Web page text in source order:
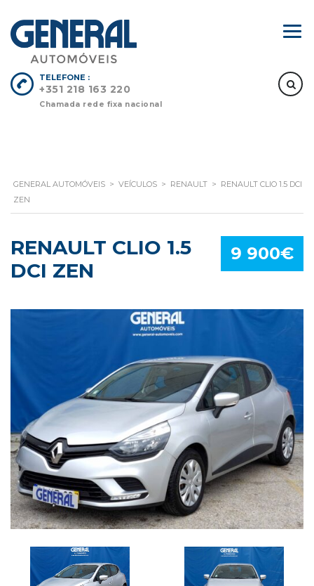
TELEFONE :
+351 218 163 220
Chamada rede fixa nacional
GENERAL AUTOMÓVEIS > VEÍCULOS > RENAULT > RENAULT CLIO 1.5 DCI
ZEN
9 900€
RENAULT CLIO 1.5
DCI ZEN